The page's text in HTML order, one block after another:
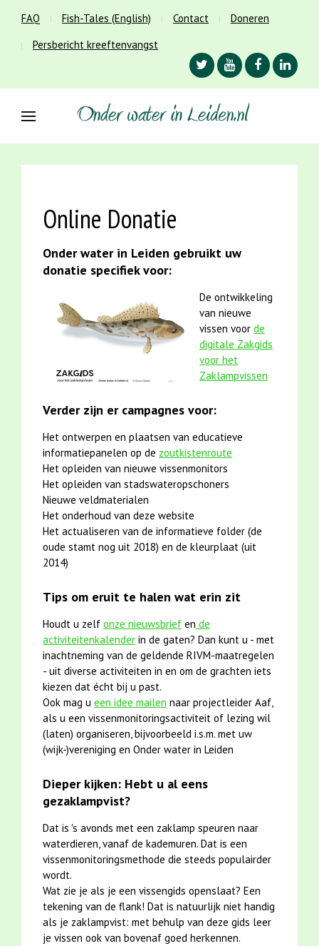
FAQ Fish-Tales (English) Contact
Doneren
Persbericht kreeftenvangst
Online Donatie
Onder water in Leiden gebruikt uw
donatie specifiek voor:
De ontwikkeling
van nieuwe
vissen voor de
digitale Zakgids
voor het
Zaklampvissen
Verder zijn er campagnes voor:
Het ontwerpen en plaatsen van educatieve
informatiepanelen op de zoutkistenroute
Het opleiden van nieuwe vissenmonitors
Het opleiden van stadswateropschoners
Nieuwe veldmaterialen
Het onderhoud van deze website
Het actualiseren van de informatieve folder (de
oude stamt nog uit 2018) en de kleurplaat (uit
2014)
Tips om eruit te halen wat erin zit
Houdt u zelf onze nieuwsbrief en de
activiteitenkalender in de gaten? Dan kunt u - met
inachtneming van de geldende RIVM-maatregelen
- uit diverse activiteiten in en om de grachten iets
kiezen dat écht bij u past.
Ook mag u een idee mailen naar projectleider Aaf,
als u een vissenmonitoringsactiviteit of lezing wil
(laten) organiseren, bijvoorbeeld i.s.m. met uw
(wijk-)vereniging en Onder water in Leiden
Dieper kijken: Hebt u al eens
gezaklampvist?
Dat is 's avonds met een zaklamp speuren naar
waterdieren, vanaf de kademuren. Dat is een
vissenmonitoringsmethode die steeds populairder
wordt.
Wat zie je als je een vissengids openslaat? Een
tekening van de flank! Dat is natuurlijk niet handig
als je zaklampvist: met behulp van deze gids leer
je vissen ook van bovenaf goed herkennen.